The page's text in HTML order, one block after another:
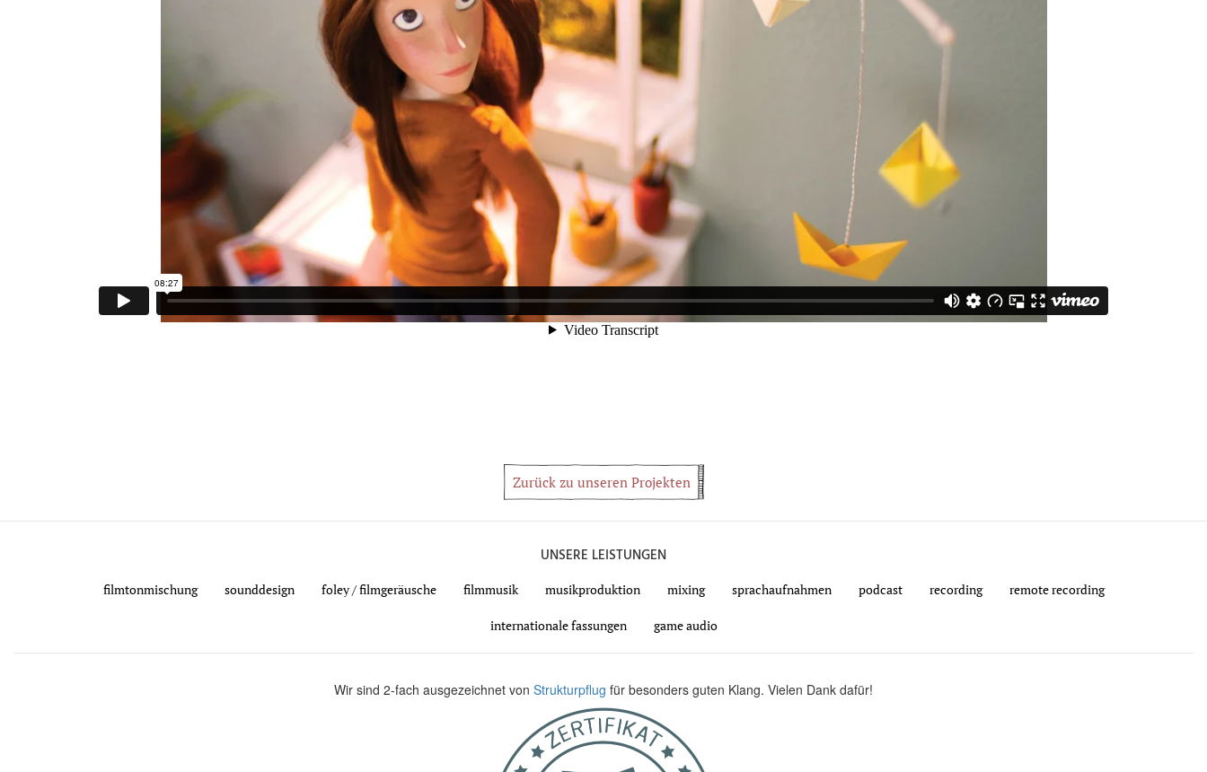
Zurück zu unseren Projekten
UNSERE LEISTUNGEN
filmtonmischung sounddesign foley / filmgeräusche filmmusik musikproduktion mixing sprachaufnahmen podcast recording remote recording
internationale fassungen game audio
Wir sind 2-fach ausgezeichnet von Strukturpflug für besonders guten Klang. Vielen Dank dafür!